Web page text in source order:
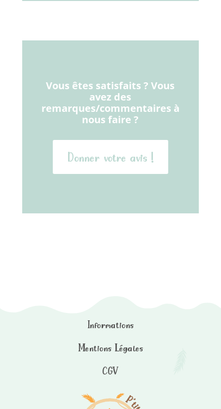
Vous êtes satisfaits ? Vous
avez des
remarques/commentaires à
nous faire ?
Donner votre avis !
Informations
Mentions Légales
CGV